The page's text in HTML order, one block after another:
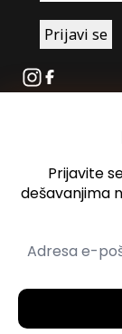
Instagram
Facebook
Oglašavanje
Kontakt
Spotify
Prijavite
dešavanjima